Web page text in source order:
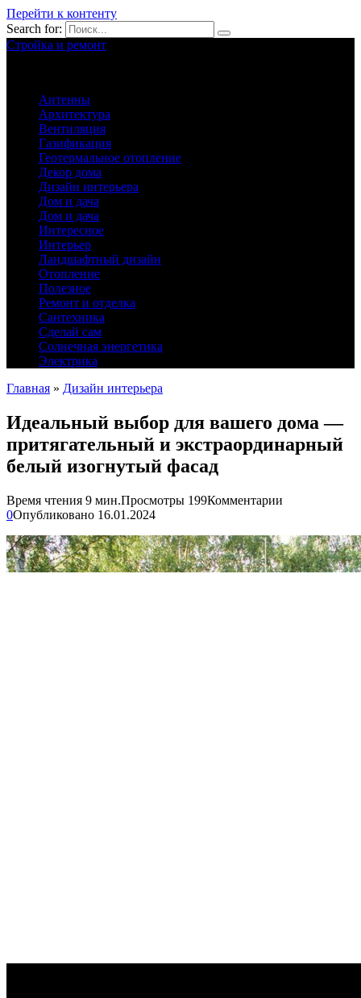
Перейти к контенту
Search for:
Стройка и ремонт
Антенны
Архитектура
Вентиляция
Газификация
Геотермальное отопление
Декор дома
Дизайн интерьера
Дом и дача
Дом и дача
Интересное
Интерьер
Ландшафтный дизайн
Отопление
Полезное
Ремонт и отделка
Сантехника
Сделай сам
Солнечная энергетика
Электрика
Главная » Дизайн интерьера
Идеальный выбор для вашего дома —
притягательный и экстраординарный
белый изогнутый фасад
Время чтения 9 мин.Просмотры 199Комментарии
0Опубликовано 16.01.2024